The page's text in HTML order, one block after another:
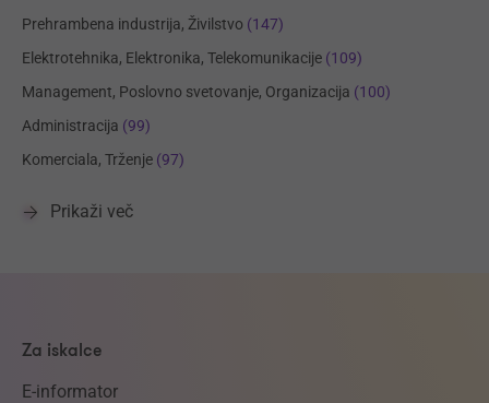
Prehrambena industrija, Živilstvo (147)
Elektrotehnika, Elektronika, Telekomunikacije (109)
Management, Poslovno svetovanje, Organizacija (100)
Administracija (99)
Komerciala, Trženje (97)
Prikaži več
Za iskalce
E-informator